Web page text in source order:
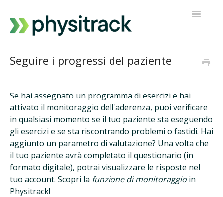
Contatta l'assistenza
Seguire i progressi del paziente
Se hai assegnato un programma di esercizi e hai
attivato il monitoraggio dell'aderenza, puoi verificare
in qualsiasi momento se il tuo paziente sta eseguendo
gli esercizi e se sta riscontrando problemi o fastidi. Hai
aggiunto un parametro di valutazione? Una volta che
il tuo paziente avrà completato il questionario (in
formato digitale), potrai visualizzare le risposte nel
tuo account. Scopri la funzione di monitoraggio in
Physitrack!